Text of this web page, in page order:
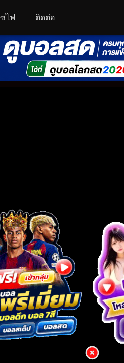
ไฟ ติดต่อ